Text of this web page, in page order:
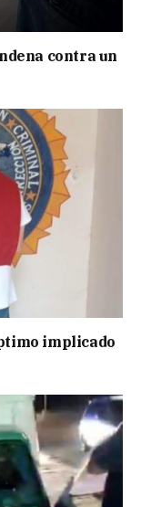
contra un
implicado